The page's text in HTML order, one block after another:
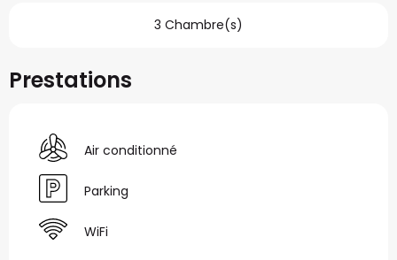
3 Chambre(s)
Prestations
Air conditionné
Parking
WiFi